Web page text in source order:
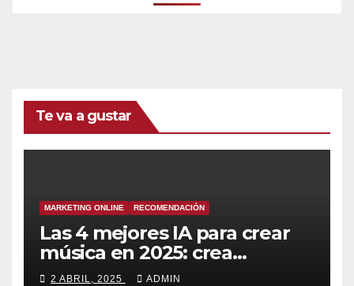
Te va a gustar
MARKETING ONLINE RECOMENDACIÓN
Las 4 mejores IA para crear
música en 2025: crea
canciones increíbles en
2 ABRIL, 2025 ADMIN